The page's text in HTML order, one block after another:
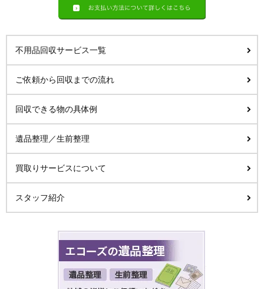
不用品回収サービス一覧
ご依頼から回収までの流れ
回収できる物の具体例
遺品整理／生前整理
買取りサービスについて
スタッフ紹介